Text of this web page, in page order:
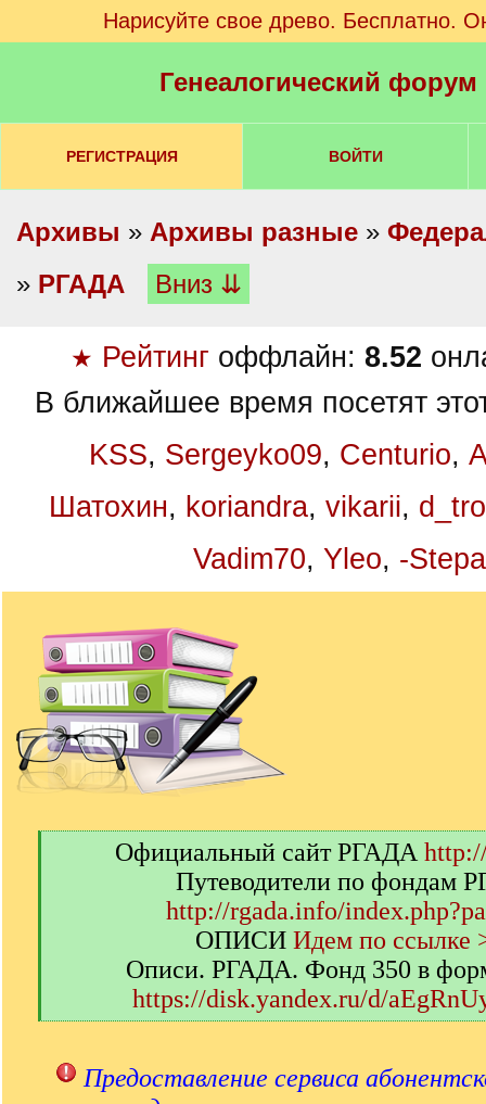
Нарисуйте свое древо. Бесплатно.
Генеалогический
РЕГИСТРАЦИЯ ВОЙТИ
Архивы » Архивы разные »
» РГАДА Вниз ⇊
★ Рейтинг оффлайн: 8.52
В ближайшее время посетят
KSS, Sergeyko09, Centurio,
Шатохин, koriandra, vikarii,
Vadim70, Yleo, -
Официальный сайт РГАДА
Путеводители по фондам
http://rgada.info/
ОПИСИ Идем по ссылке
Описи. РГАДА. Фонд 350 в
https://disk.yandex.ru/d/
[
Предоставление сервиса